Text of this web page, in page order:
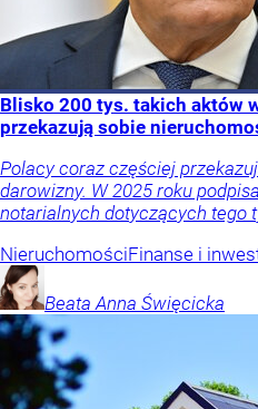
Blisko 200 tys. takich aktów
przekazują sobie
Polacy coraz częściej
darowizny. W 2025 roku
notarialnych dotyczących tego
NieruchomościFinanse i
Beata Anna Święcicka